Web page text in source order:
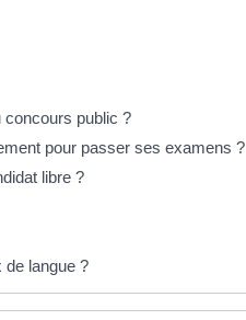
concours public ?
pour passer ses examens ?
libre ?
de langue ?